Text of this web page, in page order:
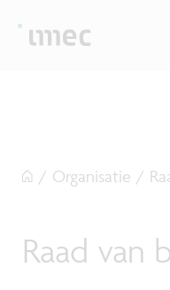
/ Organisatie /
Raad van